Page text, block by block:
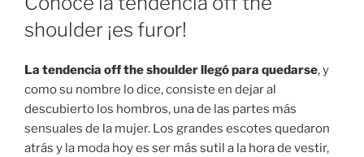
shoulder ¡es furor!
La tendencia off the shoulder llegó para quedarse, y
como su nombre lo dice, consiste en dejar al
descubierto los hombros, una de las partes más
sensuales de la mujer. Los grandes escotes quedaron
atrás y la moda hoy es ser más sutil a la hora de vestir,